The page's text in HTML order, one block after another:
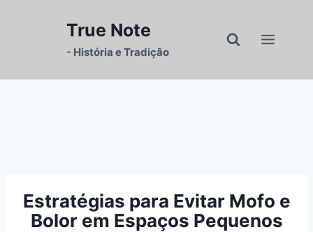
True Note
- História e Tradição
Estratégias para Evitar Mofo e
Bolor em Espaços Pequenos